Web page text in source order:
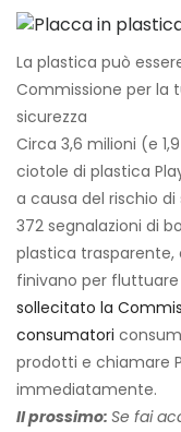
La plastica può
Commissione per la
sicurezza
Circa 3,6 milioni (e
ciotole di plastica
a causa del rischio
372 segnalazioni di
plastica
finivano per
sollecitato la
consumatori
prodotti e chiamare
immediatamente.
Il prossimo: Se fai